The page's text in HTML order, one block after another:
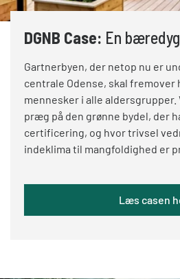
Note: Tabel over DGNB-
produkter kan bidrage til, jf.
og nybyggeri, version 2025.
DGNB Case: En
Gartnerbyen, der netop nu er
centrale Odense, skal fremover
mennesker i alle aldersgrupper.
præg på den grønne bydel, der
certificering, og hvor trivsel
indeklima til mangfoldighed er
Læs casen